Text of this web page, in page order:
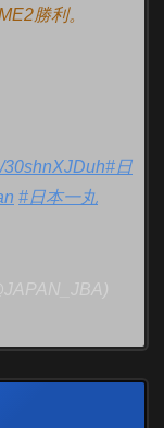
勝利。
30shnXJDuh#日
#日本一丸